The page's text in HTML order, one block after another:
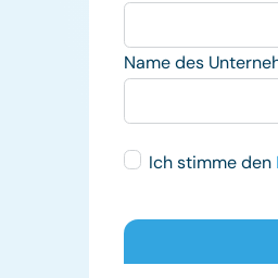
Name des
Ich stimme den